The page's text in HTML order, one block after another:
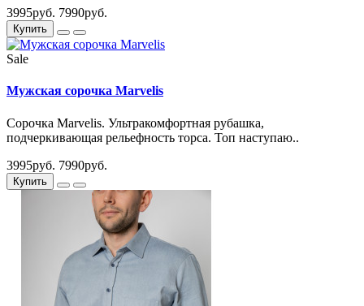
3995руб. 7990руб.
Купить
Sale
Мужская сорочка Marvelis
Сорочка Marvelis. Ультракомфортная рубашка,
подчеркивающая рельефность торса. Топ наступаю..
3995руб. 7990руб.
Купить